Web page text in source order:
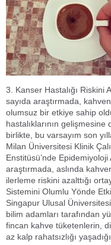
3. Kanser Hastalığı Riskini
sayıda araştırmada,
olumsuz bir etkiye sahip
hastalıklarının
birlikte, bu varsayım son
Milan Üniversitesi Klinik
Enstitüsü’nde
araştırmada, aslında
ilerleme riskini azalttığı
Sistemini Olumlu Yönde
Singapur Ulusal
bilim adamları tarafından
fincan kahve tüketenlerin,
az kalp rahatsızlığı